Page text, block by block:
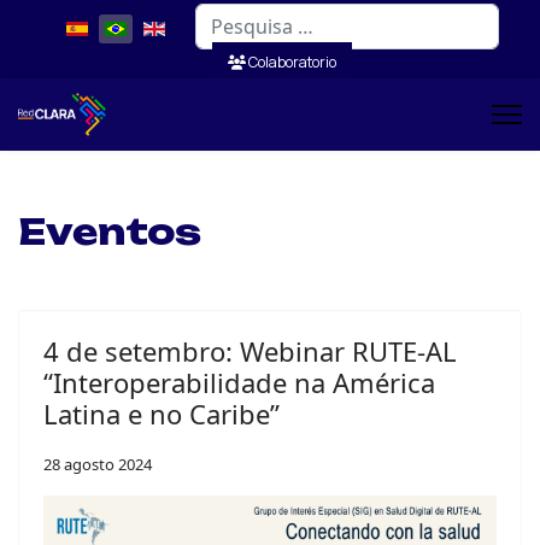
Pesquisar
Colaboratorio
Eventos
4 de setembro: Webinar RUTE-AL
“Interoperabilidade na América
Latina e no Caribe”
28 agosto 2024